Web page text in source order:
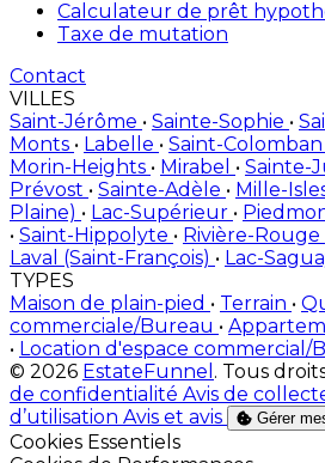
Calculateur de prêt
Taxe de mutation
Contact
VILLES
Saint-Jérôme • Sainte-Sophie •
Monts • Labelle • Saint-Colomban
Morin-Heights • Mirabel • Sainte-
Prévost • Sainte-Adèle • Mille-
Plaine) • Lac-Supérieur •
• Saint-Hippolyte • Rivière-Rouge
Laval (Saint-François) • Lac-
TYPES
Maison de plain-pied • Terrain •
commerciale/Bureau •
• Location d'espace commercial/
© 2026 EstateFunnel . Tous
de confidentialité Avis de
d’utilisation Avis et avis Gérer
Activer
Cookies Essentiels